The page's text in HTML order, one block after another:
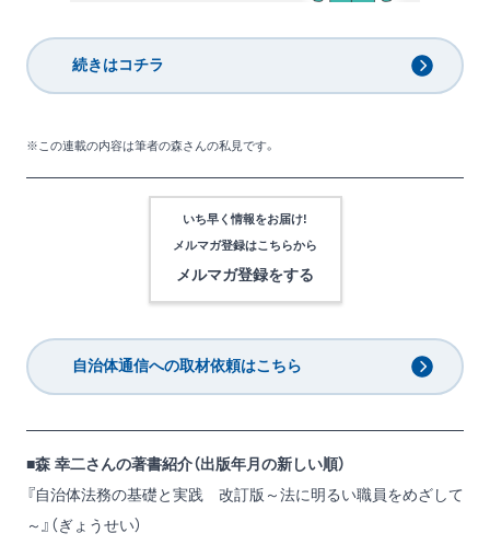
続きはコチラ
※この連載の内容は筆者の森さんの私見です。
いち早く情報をお届け!
メルマガ登録はこちらから
メルマガ登録をする
自治体通信への取材依頼はこちら
■森 幸二さんの著書紹介（出版年月の新しい順）
『自治体法務の基礎と実践 改訂版～法に明るい職員をめざして
～』（ぎょうせい）